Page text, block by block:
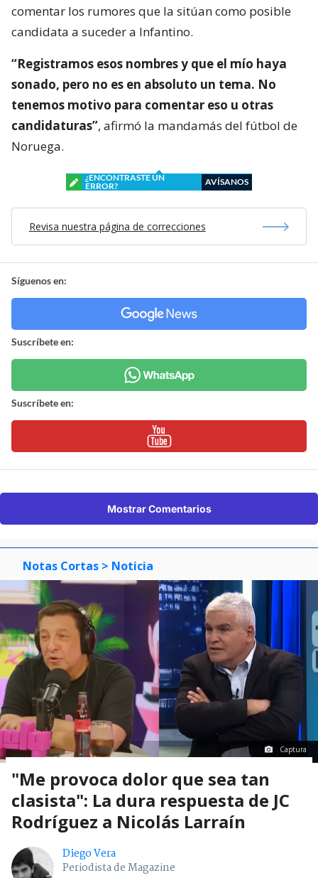
comentar los rumores que la sitúan como posible
candidata a suceder a Infantino.
“Registramos esos nombres y que el mío haya
sonado, pero no es en absoluto un tema. No
tenemos motivo para comentar eso u otras
candidaturas”, afirmó la mandamás del fútbol de
Noruega.
¿ENCONTRASTE UN
ERROR?
AVÍSANOS
Revisa nuestra página de correcciones
Síguenos en:
Suscríbete en:
Suscríbete en:
Mostrar Comentarios
Notas Cortas > Noticia
Captura
"Me provoca dolor que sea tan
clasista": La dura respuesta de JC
Rodríguez a Nicolás Larraín
Diego Vera
Periodista de Magazine